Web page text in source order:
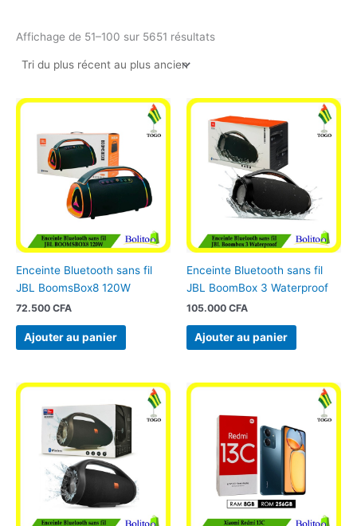
Affichage de 51–100 sur 5651 résultats
Enceinte Bluetooth sans fil
JBL BoomsBox8 120W
72.500 CFA
Ajouter au panier
Enceinte Bluetooth sans fil
JBL BoomBox 3 Waterproof
105.000 CFA
Ajouter au panier